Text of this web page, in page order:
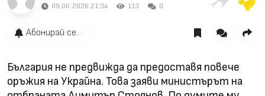
09.06.2026 21:34 113 0
Абонирай се...
България не предвижда да предоставя повече
оръжия на Украйна. Това заяви министърът на